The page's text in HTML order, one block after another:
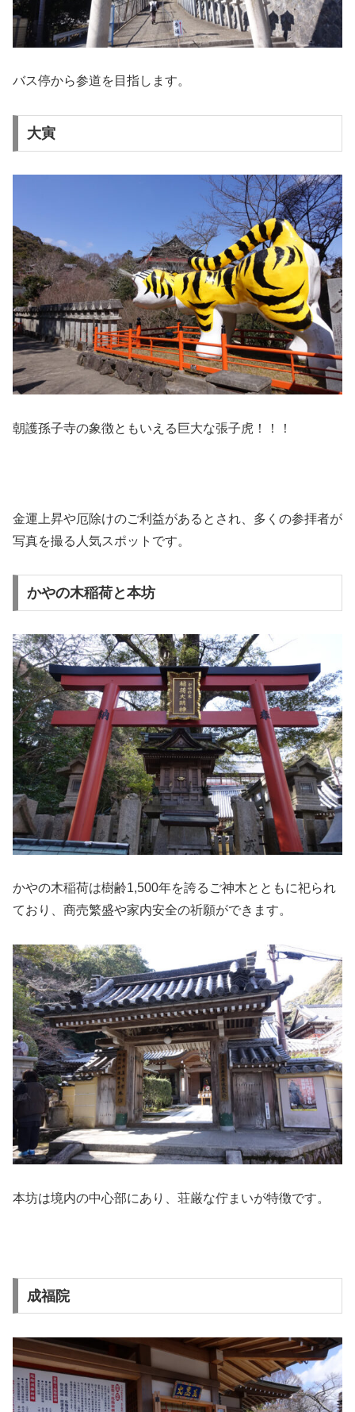
バス停から参道を目指します。
大寅
朝護孫子寺の象徴ともいえる巨大な張子虎！！！
金運上昇や厄除けのご利益があるとされ、多くの参拝者が
写真を撮る人気スポットです。
かやの木稲荷と本坊
かやの木稲荷は樹齢1,500年を誇るご神木とともに祀られ
ており、商売繁盛や家内安全の祈願ができます。
本坊は境内の中心部にあり、荘厳な佇まいが特徴です。
成福院